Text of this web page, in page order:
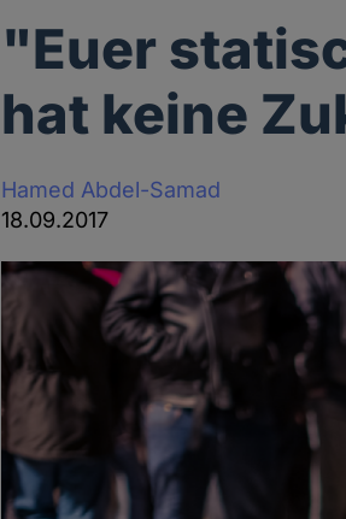
"Euer
hat keine
Hamed Abdel-Samad
18.09.2017